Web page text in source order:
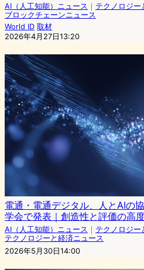
AI（人工知能）ニュース ｜ テクノロジー
ブロックチェーンニュース
World ID 取材
2026年4月27日13:20
電通・電通デジタル、人とAIの
学会で発表｜創造性と評価の高
AI（人工知能）ニュース ｜ テクノロジー
テクノロジーと経済ニュース
2026年5月30日14:00